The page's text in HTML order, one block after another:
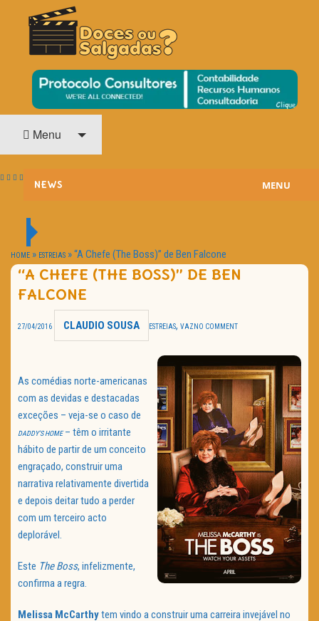
DOCES OU SALGADAS?
O Cinema? Uma Paixão!!
Menu
NEWS
PASSATEMPOS
HOME CINEMA
NOTA PESSOAL
TRAILER DO DIA
Política de Privacidade
MENU
HOME » ESTREIAS »“A Chefe (The Boss)” de Ben Falcone
“A CHEFE (THE BOSS)” DE BEN
FALCONE
27/04/2016 CLAUDIO SOUSA ESTREIAS, VAZ NO COMMENT
As comédias norte-americanas
com as devidas e destacadas
exceções – veja-se o caso de
DADDY’S HOME– têm o irritante
hábito de partir de um conceito
engraçado, construir uma
narrativa relativamente divertida
e depois deitar tudo a perder
com um terceiro acto
deplorável.
Este The Boss, infelizmente,
confirma a regra.
Melissa McCarthytem vindo a construir uma carreira invejável no